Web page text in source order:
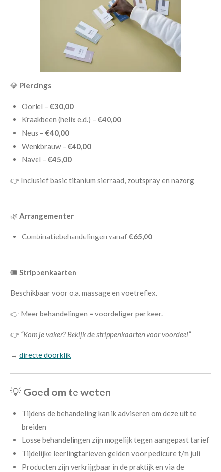
💎 Piercings
Oorlel – €30,00
Kraakbeen (helix e.d.) – €40,00
Neus – €40,00
Wenkbrauw – €40,00
Navel – €45,00
👉 Inclusief basic titanium sierraad, zoutspray en nazorg
🌿 Arrangementen
Combinatiebehandelingen vanaf€65,00
🎟️ Strippenkaarten
Beschikbaar voor o.a. massage en voetreflex.
👉 Meer behandelingen = voordeliger per keer.
👉 “Kom je vaker? Bekijk de strippenkaarten voor voordeel”
→ directe doorklik
💡Goed om te weten
Tijdens de behandeling kan ik adviseren om deze uit te
breiden
Losse behandelingen zijn mogelijk tegen aangepast tarief
Tijdelijke leerlingtarieven gelden voor pedicure t/m juli
Producten zijn verkrijgbaar in de praktijk en via de